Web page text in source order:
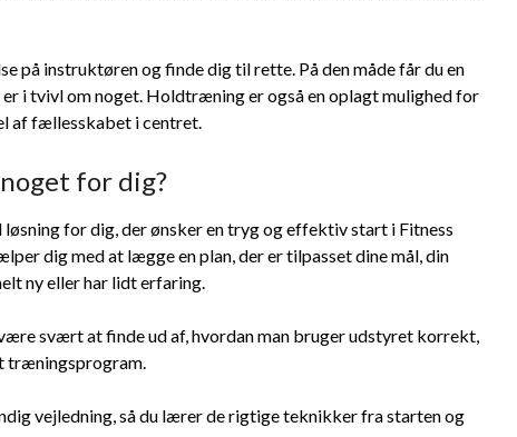
på instruktøren og finde dig til rette. På den måde får du en
i tvivl om noget. Holdtræning er også en oplagt mulighed for
af fællesskabet i centret.
for dig?
for dig, der ønsker en tryg og effektiv start i Fitness
dig med at lægge en plan, der er tilpasset dine mål, din
ny eller har lidt erfaring.
svært at finde ud af, hvordan man bruger udstyret korrekt,
træningsprogram.
vejledning, så du lærer de rigtige teknikker fra starten og